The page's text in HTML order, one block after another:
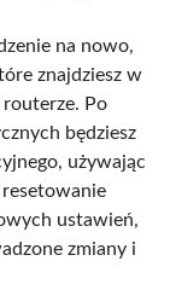
na nowo,
znajdziesz w
Po
będziesz
używając
ustawień,
zmiany i